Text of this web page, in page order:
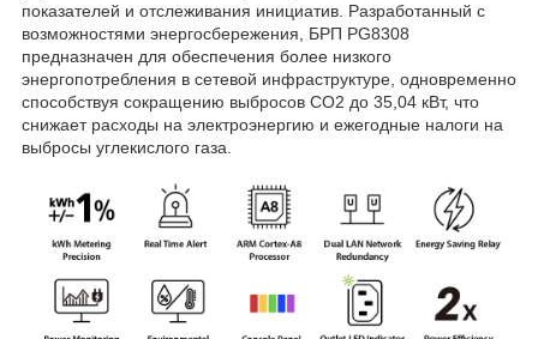
показателей и отслеживания инициатив. Разработанный с
возможностями энергосбережения, БРП PG8308
предназначен для обеспечения более низкого
энергопотребления в сетевой инфраструктуре, одновременно
способствуя сокращению выбросов CO2 до 35,04 кВт, что
снижает расходы на электроэнергию и ежегодные налоги на
выбросы углекислого газа.